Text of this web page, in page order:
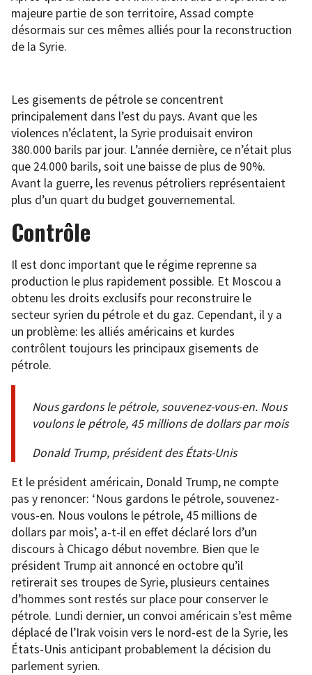
majeure partie de son territoire, Assad compte
désormais sur ces mêmes alliés pour la reconstruction
de la Syrie.
Les gisements de pétrole se concentrent
principalement dans l’est du pays. Avant que les
violences n’éclatent, la Syrie produisait environ
380.000 barils par jour. L’année dernière, ce n’était plus
que 24.000 barils, soit une baisse de plus de 90%.
Avant la guerre, les revenus pétroliers représentaient
plus d’un quart du budget gouvernemental.
Contrôle
Il est donc important que le régime reprenne sa
production le plus rapidement possible. Et Moscou a
obtenu les droits exclusifs pour reconstruire le
secteur syrien du pétrole et du gaz. Cependant, il y a
un problème: les alliés américains et kurdes
contrôlent toujours les principaux gisements de
pétrole.
Nous gardons le pétrole, souvenez-vous-en. Nous
voulons le pétrole, 45 millions de dollars par mois
Donald Trump, président des États-Unis
Et le président américain, Donald Trump, ne compte
pas y renoncer: ‘Nous gardons le pétrole, souvenez-
vous-en. Nous voulons le pétrole, 45 millions de
dollars par mois’, a-t-il en effet déclaré lors d’un
discours à Chicago début novembre. Bien que le
président Trump ait annoncé en octobre qu’il
retirerait ses troupes de Syrie, plusieurs centaines
d’hommes sont restés sur place pour conserver le
pétrole. Lundi dernier, un convoi américain s’est même
déplacé de l’Irak voisin vers le nord-est de la Syrie, les
États-Unis anticipant probablement la décision du
parlement syrien.